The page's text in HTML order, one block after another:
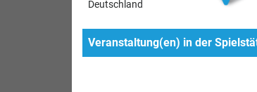
Deutschland
Veranstaltung(en) in der